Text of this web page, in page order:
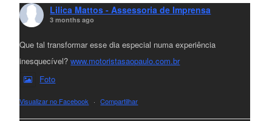
Lilica Mattos - Assessoria de Imprensa
3 months ago
Que tal transformar esse dia especial numa experiência
inesquecível?www.motoristasaopaulo.com.br
Foto
Visualizar no Facebook · Compartilhar